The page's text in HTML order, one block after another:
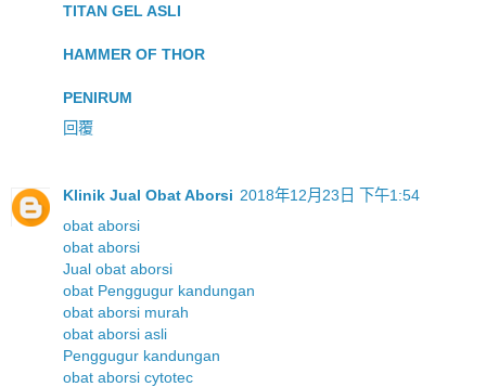
TITAN GEL ASLI
HAMMER OF THOR
PENIRUM
回覆
Klinik Jual Obat Aborsi 2018年12月23日 下午1:54
obat aborsi
obat aborsi
Jual obat aborsi
obat Penggugur kandungan
obat aborsi murah
obat aborsi asli
Penggugur kandungan
obat aborsi cytotec